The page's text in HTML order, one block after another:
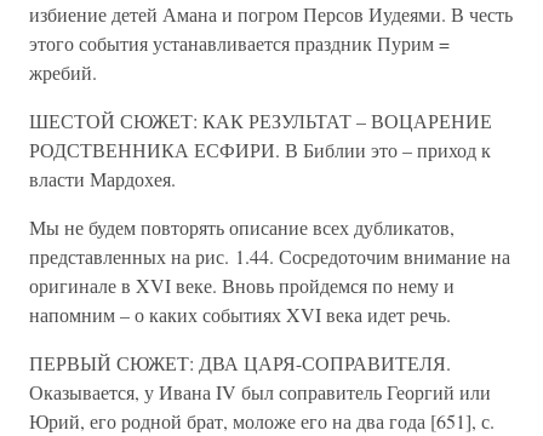
избиение детей Амана и погром Персов Иудеями. В честь
этого события устанавливается праздник Пурим =
жребий.
ШЕСТОЙ СЮЖЕТ: КАК РЕЗУЛЬТАТ – ВОЦАРЕНИЕ
РОДСТВЕННИКА ЕСФИРИ. В Библии это – приход к
власти Мардохея.
Мы не будем повторять описание всех дубликатов,
представленных на рис. 1.44. Сосредоточим внимание на
оригинале в XVI веке. Вновь пройдемся по нему и
напомним – о каких событиях XVI века идет речь.
ПЕРВЫЙ СЮЖЕТ: ДВА ЦАРЯ-СОПРАВИТЕЛЯ.
Оказывается, у Ивана IV был соправитель Георгий или
Юрий, его родной брат, моложе его на два года [651], с.